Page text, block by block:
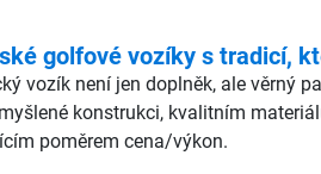
golfové vozíky s tradicí,
vozík není jen doplněk, ale věrný
konstrukci, kvalitním
poměrem cena/výkon.